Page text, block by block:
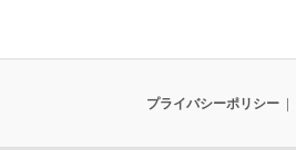
プライバシーポリシー